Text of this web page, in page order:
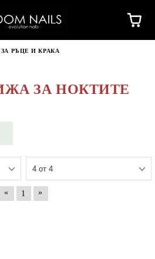
ЗА РЪЦЕ И КРАКА
ЗА НОКТИТЕ
« 1 »